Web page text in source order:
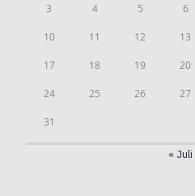
3 4 5 6
10 11 12 13
17 18 19 20
24 25 26 27
31
« Juli